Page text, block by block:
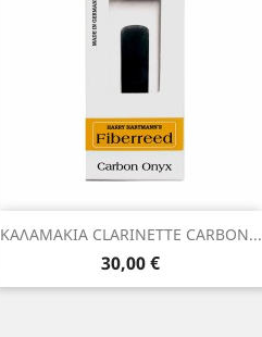
ΚΑΛΑΜΑΚΙΑ CLARINETTE CARBON...
Τιμή
30,00 €
Γρήγορη προβολή